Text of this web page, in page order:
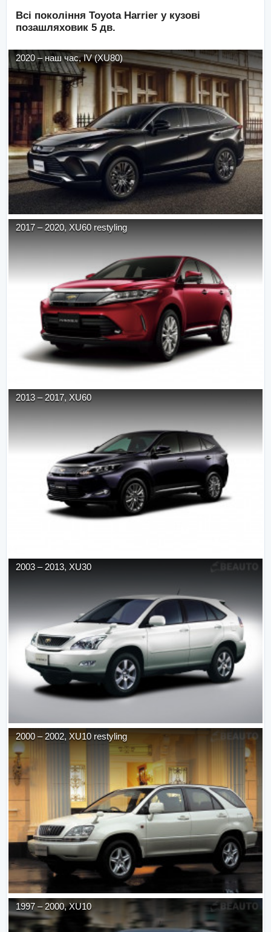
Всі покоління Toyota Harrier у кузові
позашляховик 5 дв.
2020– наш час,IV (XU80)
2017 – 2020, XU60 restyling
2013 – 2017, XU60
2003 – 2013, XU30
2000 – 2002, XU10 restyling
1997– 2000,XU10